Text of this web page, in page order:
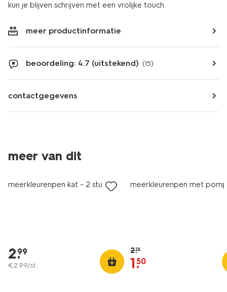
kun je blijven schrijven met een vrolijke touch.
meer productinformatie
beoordeling: 4.7 (uitstekend) (15)
contactgegevens
meer van dit
meerkleurenpen kat - 2 stuks
2.
99
€2.99/st.
meerkleurenpen met
2.19
1.
50